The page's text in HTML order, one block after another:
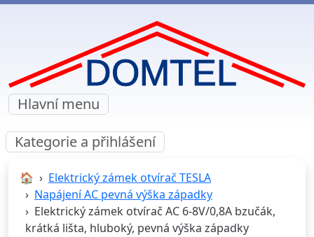
Hlavní menu
Kategorie a přihlášení
🏠︎
Elektrický zámek otvírač TESLA
Napájení AC pevná výška západky
Elektrický zámek otvírač AC 6-8V/0,8A bzučák,
krátká lišta, hluboký, pevná výška západky